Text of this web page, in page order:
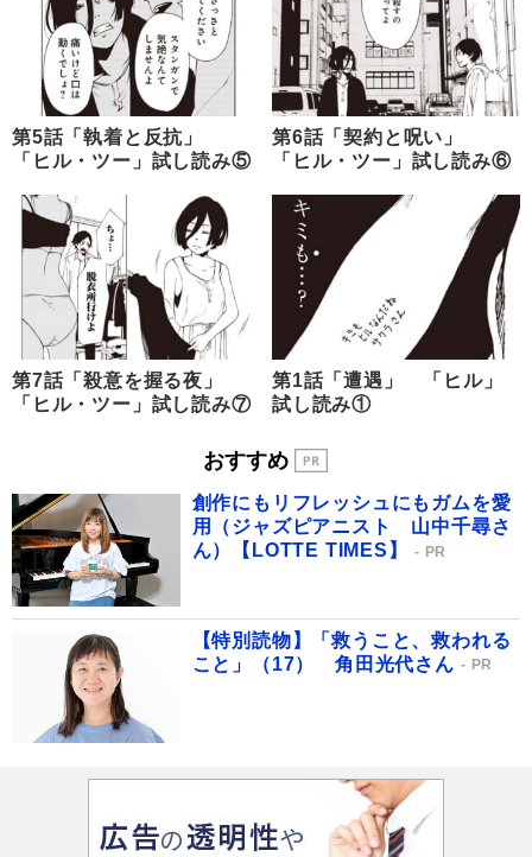
第5話「執着と反抗」
「ヒル・ツー」試し読み⑤
第6話「契約と呪い」
「ヒル・ツー」試し読み⑥
第7話「殺意を握る夜」
「ヒル・ツー」試し読み⑦
第1話「遭遇」 「ヒル」
試し読み①
おすすめ
創作にもリフレッシュにもガムを愛
用（ジャズピアニスト 山中千尋さ
ん）【LOTTE TIMES】
PR
【特別読物】「救うこと、救われる
こと」（17） 角田光代さん
PR